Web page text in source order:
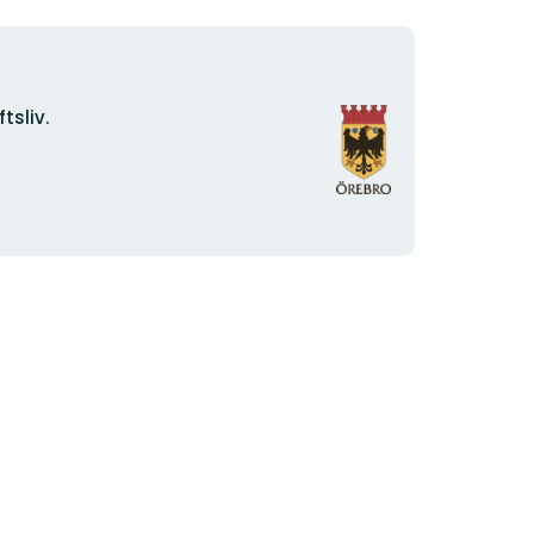
Organisationens
logotyp